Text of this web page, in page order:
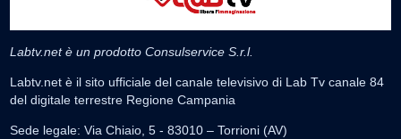
Labtv.net è un prodotto Consulservice S.r.l.
Labtv.net è il sito ufficiale del canale televisivo di Lab Tv canale 84
del digitale terrestre Regione Campania
Sede legale: Via Chiaio, 5 - 83010 – Torrioni (AV)